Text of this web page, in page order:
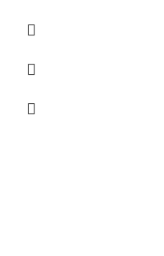
uit, maar serveert ook
rand is de plank multifunctioneel.